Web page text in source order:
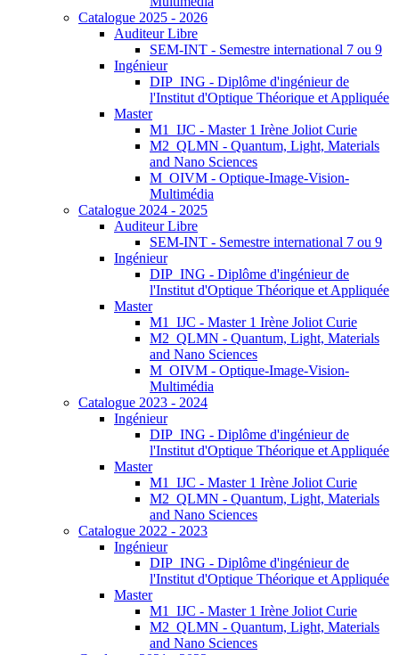
Catalogue 2025 - 2026
Auditeur Libre
SEM-INT - Semestre international 7 ou 9
Ingénieur
DIP_ING - Diplôme d'ingénieur de
l'Institut d'Optique Théorique et Appliquée
Master
M1_IJC - Master 1 Irène Joliot Curie
M2_QLMN - Quantum, Light, Materials
and Nano Sciences
M_OIVM - Optique-Image-Vision-
Multimédia
Catalogue 2024 - 2025
Auditeur Libre
SEM-INT - Semestre international 7 ou 9
Ingénieur
DIP_ING - Diplôme d'ingénieur de
l'Institut d'Optique Théorique et Appliquée
Master
M1_IJC - Master 1 Irène Joliot Curie
M2_QLMN - Quantum, Light, Materials
and Nano Sciences
M_OIVM - Optique-Image-Vision-
Multimédia
Catalogue 2023 - 2024
Ingénieur
DIP_ING - Diplôme d'ingénieur de
l'Institut d'Optique Théorique et Appliquée
Master
M1_IJC - Master 1 Irène Joliot Curie
M2_QLMN - Quantum, Light, Materials
and Nano Sciences
Catalogue 2022 - 2023
Ingénieur
DIP_ING - Diplôme d'ingénieur de
l'Institut d'Optique Théorique et Appliquée
Master
M1_IJC - Master 1 Irène Joliot Curie
M2_QLMN - Quantum, Light, Materials
and Nano Sciences